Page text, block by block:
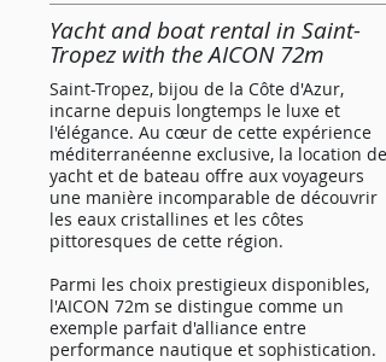
Yacht and boat rental in Saint-
Tropez with the AICON 72m
Saint-Tropez, bijou de la Côte d'Azur,
incarne depuis longtemps le luxe et
l'élégance. Au cœur de cette expérience
méditerranéenne exclusive, la location de
yacht et de bateau offre aux voyageurs
une manière incomparable de découvrir
les eaux cristallines et les côtes
pittoresques de cette région.
Parmi les choix prestigieux disponibles,
l'AICON 72m se distingue comme un
exemple parfait d'alliance entre
performance nautique et sophistication.